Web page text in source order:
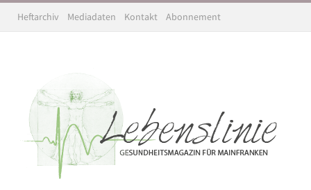
Heftarchiv Mediadaten Kontakt Abonnement